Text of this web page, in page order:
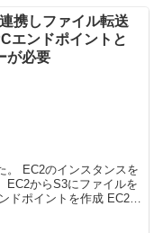
携しファイル転送
エンドポイントと
が必要
を
ドポイントを作成 EC2と